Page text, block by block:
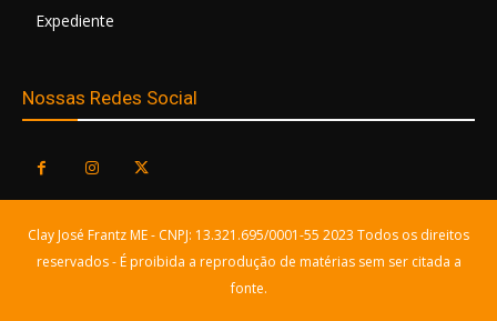
Expediente
Nossas Redes Social
Clay José Frantz ME - CNPJ: 13.321.695/0001-55 2023 Todos os direitos
reservados - É proibida a reprodução de matérias sem ser citada a
fonte.